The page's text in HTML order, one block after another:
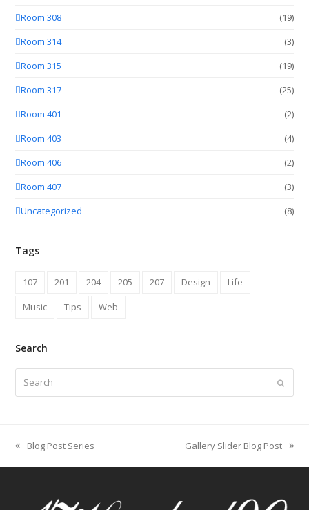
Room 308
(19)
Room 314
(3)
Room 315
(19)
Room 317
(25)
Room 401
(2)
Room 403
(4)
Room 406
(2)
Room 407
(3)
Uncategorized
(8)
Tags
107 201 204 205 207 Design
Life
Music
Tips Web
Search
Submit
previous
post:
Blog Post Series
next
post:
Gallery Slider Blog Post